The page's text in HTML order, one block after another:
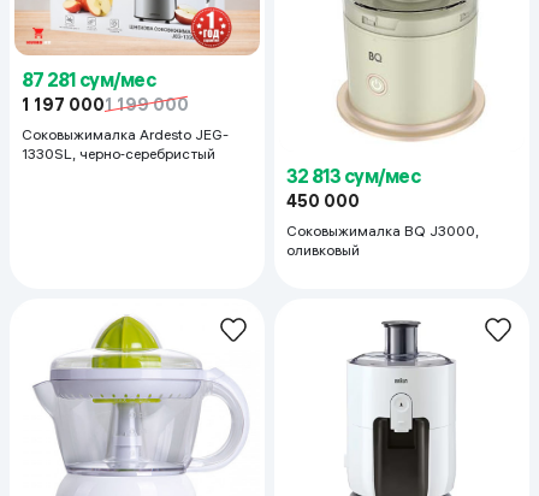
87 281 сум/мес
1 197 0001 199 000
Соковыжималка Ardesto JEG-
1330SL, черно‑серебристый
32 813 сум/мес
450 000
Соковыжималка BQ J3000,
оливковый